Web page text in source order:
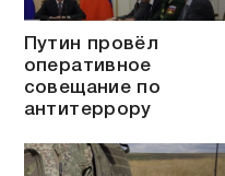
Путин провёл
оперативное
совещание по
антитеррору